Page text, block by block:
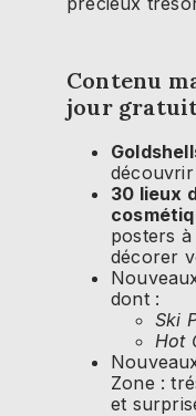
Contenu
jour
30 lieux
posters
décorer
dont :
Ski
Hot
Zone :
et